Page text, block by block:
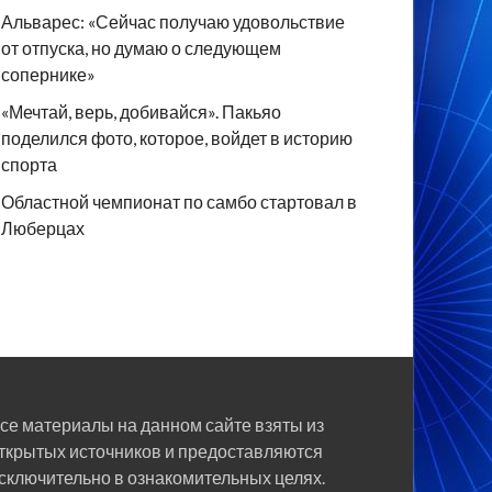
Альварес: «Сейчас получаю удовольствие
от отпуска, но думаю о следующем
сопернике»
«Мечтай, верь, добивайся». Пакьяо
поделился фото, которое, войдет в историю
спорта
Областной чемпионат по самбо стартовал в
Люберцах
материалы на данном сайте взяты из
источников и предоставляются
в ознакомительных целях.